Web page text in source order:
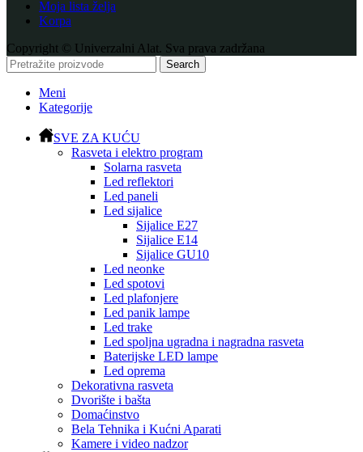
Moja lista želja
Korpa
Copyright © Univerzalni Alat. Sva prava zadržana
Search
Meni
Kategorije
SVE ZA KUĆU
Rasveta i elektro program
Solarna rasveta
Led reflektori
Led paneli
Led sijalice
Sijalice E27
Sijalice E14
Sijalice GU10
Led neonke
Led spotovi
Led plafonjere
Led panik lampe
Led trake
Led spoljna ugradna i nagradna rasveta
Baterijske LED lampe
Led oprema
Dekorativna rasveta
Dvorište i bašta
Domaćinstvo
Bela Tehnika i Kućni Aparati
Kamere i video nadzor